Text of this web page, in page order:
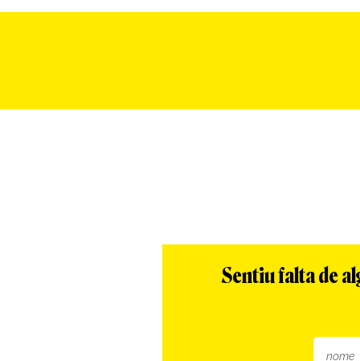
Sentiu falta de